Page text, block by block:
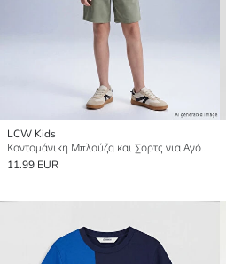
LCW Kids
Κοντομάνικη Μπλούζα και Σορτς για Αγόρια
11.99 EUR